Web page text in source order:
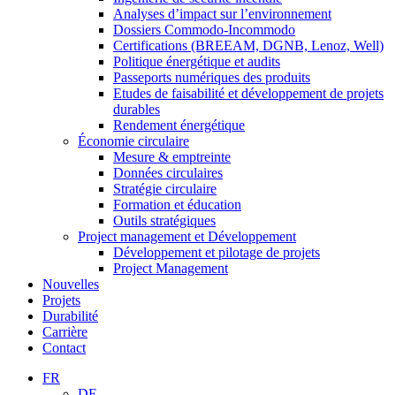
Analyses d’impact sur l’environnement
Dossiers Commodo-Incommodo
Certifications (BREEAM, DGNB, Lenoz, Well)
Politique énergétique et audits
Passeports numériques des produits
Etudes de faisabilité et développement de projets
durables
Rendement énergétique
Économie circulaire
Mesure & emptreinte
Données circulaires
Stratégie circulaire
Formation et éducation
Outils stratégiques
Project management et Développement
Développement et pilotage de projets
Project Management
Nouvelles
Projets
Durabilité
Carrière
Contact
FR